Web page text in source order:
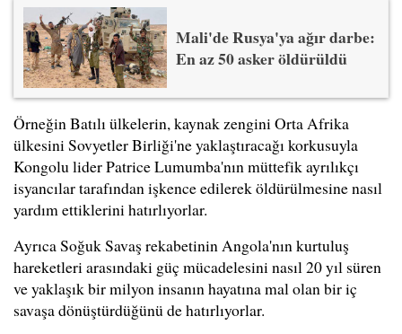
Mali'de Rusya'ya ağır darbe:
En az 50 asker öldürüldü
Örneğin Batılı ülkelerin, kaynak zengini Orta Afrika
ülkesini Sovyetler Birliği'ne yaklaştıracağı korkusuyla
Kongolu lider Patrice Lumumba'nın müttefik ayrılıkçı
isyancılar tarafından işkence edilerek öldürülmesine nasıl
yardım ettiklerini hatırlıyorlar.
Ayrıca Soğuk Savaş rekabetinin Angola'nın kurtuluş
hareketleri arasındaki güç mücadelesini nasıl 20 yıl süren
ve yaklaşık bir milyon insanın hayatına mal olan bir iç
savaşa dönüştürdüğünü de hatırlıyorlar.